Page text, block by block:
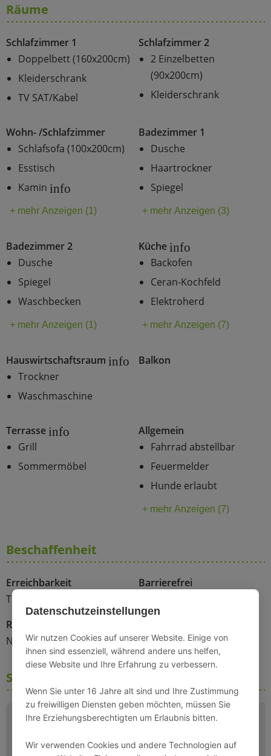
Datenschutzeinstellungen
Wir nutzen Cookies auf unserer Website. Einige von
ihnen sind essenziell, während andere uns helfen,
diese Website und Ihre Erfahrung zu verbessern.
Wenn Sie unter 16 Jahre alt sind und Ihre Zustimmung
zu freiwilligen Diensten geben möchten, müssen Sie
Ihre Erziehungsberechtigten um Erlaubnis bitten.
Wir verwenden Cookies und andere Technologien auf
Räume
Schlafzimmer 1
Doppelbett (160x200cm)
Kleiderschrank
TV SAT/Kabel
Schlafzimmer 2
2 Einzelbetten
(90x200cm)
Kleiderschrank
Wohn- /Schlafzimmer
Schlafsofa (100x200cm)
Esstisch
Kamin info
+ mehr Anzeigen (1)
Badezimmer 1
Dusche
Haartrockner
Spiegel
+ mehr Anzeigen (3)
Badezimmer 2
Dusche
Spiegel
Waschbecken
+ mehr Anzeigen (1)
Küche info
Backofen
Ceran-Kochfeld
Elektroherd
+ mehr Anzeigen (7)
Hauswirtschaftsraum info
Trockner
Waschmaschine
Balkon
Terrasse info
Grill
Sommermöbel
Allgemein
Fahrrad abstellbar
Feuermelder
Hunde erlaubt
+ mehr Anzeigen (7)
Beschaffenheit
Erreichbarkeit
Treppe
Barrierefrei
Rollstuhlgerecht
Nein
Schlafmöglichkeiten